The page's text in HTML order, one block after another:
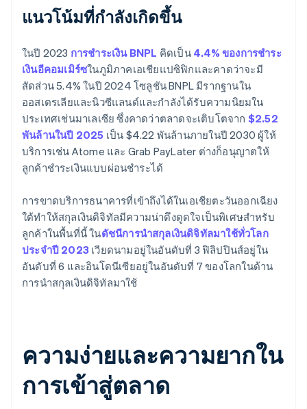
แนวโน้มที่กําลังเกิดขึ้น
ในปี 2023 การชำระเงิน BNPL คิดเป็น 4.4% ของการชำระ
เงินอีคอมเมิร์ซในภูมิภาคเอเชียแปซิฟิกและคาดว่าจะมี
สัดส่วน 5.4% ในปี 2024 โซลูชัน BNPL มีรากฐานใน
ออสเตรเลียและนิวซีแลนด์และกำลังได้รับความนิยมใน
ประเทศเช่นมาเลเซีย ซึ่งคาดว่าตลาดจะเติบโตจาก $2.52
พันล้านในปี 2025 เป็น $4.22 พันล้านภายในปี 2030 ผู้ให้
บริการเช่น Atome และ Grab PayLater ต่างก็อนุญาตให้
ลูกค้าชำระเงินแบบผ่อนชำระได้
การขาดบริการธนาคารที่เข้าถึงได้ในเอเชียตะวันออกเฉียง
ใต้ทำให้สกุลเงินดิจิทัลมีความน่าดึงดูดใจเป็นพิเศษสำหรับ
ลูกค้าในพื้นที่นี้ ในดัชนีการนำสกุลเงินดิจิทัลมาใช้ทั่วโลก
ประจำปี 2023 เวียดนามอยู่ในอันดับที่ 3 ฟิลิปปินส์อยู่ใน
อันดับที่ 6 และอินโดนีเซียอยู่ในอันดับที่ 7 ของโลกในด้าน
การนำสกุลเงินดิจิทัลมาใช้
ความง่ายและความยากใน
การเข้าสู่ตลาด